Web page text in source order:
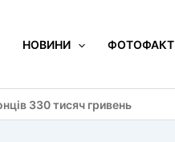
НОВИНИ ФОТОФАКТ
330 тисяч гривень